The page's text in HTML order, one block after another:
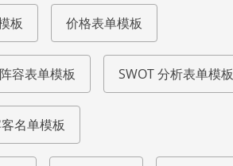
板 价格表单模板
容表单模板 SWOT 分析表单模板
名单模板